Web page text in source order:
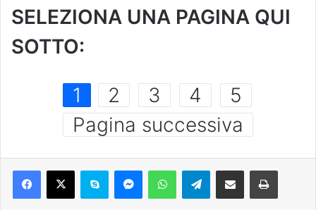
SELEZIONA UNA PAGINA QUI
SOTTO:
1 2 3 4
5
Pagina successiva